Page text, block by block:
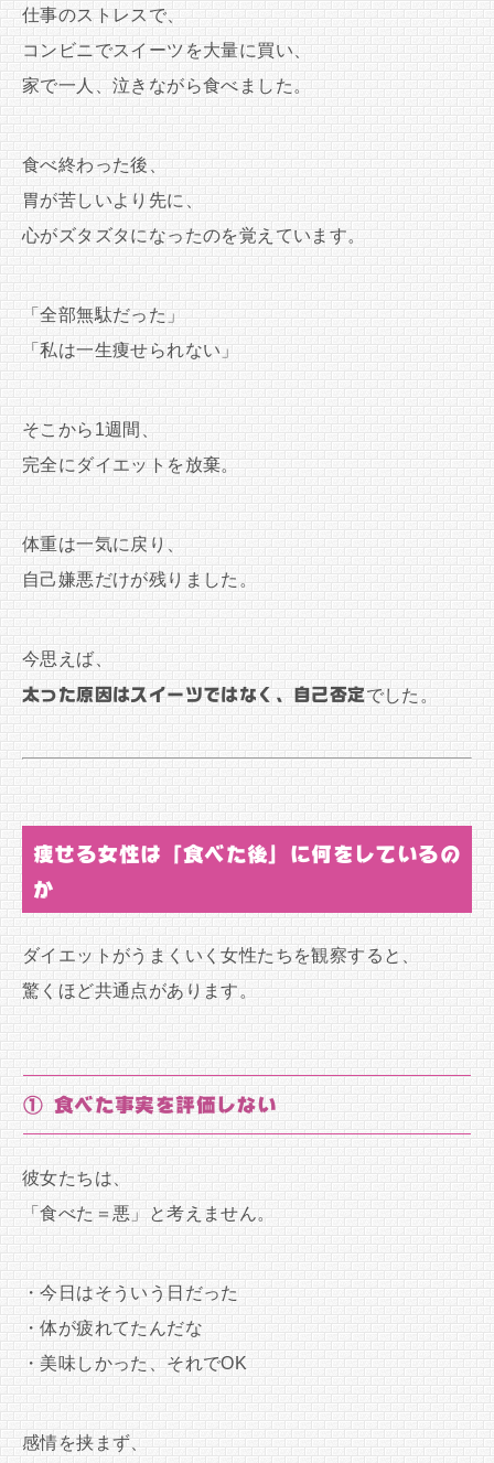
仕事のストレスで、
コンビニでスイーツを大量に買い、
家で一人、泣きながら食べました。
食べ終わった後、
胃が苦しいより先に、
心がズタズタになったのを覚えています。
「全部無駄だった」
「私は一生痩せられない」
そこから1週間、
完全にダイエットを放棄。
体重は一気に戻り、
自己嫌悪だけが残りました。
今思えば、
太った原因はスイーツではなく、自己否定でした。
痩せる女性は「食べた後」に何をしているの
か
ダイエットがうまくいく女性たちを観察すると、
驚くほど共通点があります。
① 食べた事実を評価しない
彼女たちは、
「食べた＝悪」と考えません。
・今日はそういう日だった
・体が疲れてたんだな
・美味しかった、それでOK
感情を挟まず、